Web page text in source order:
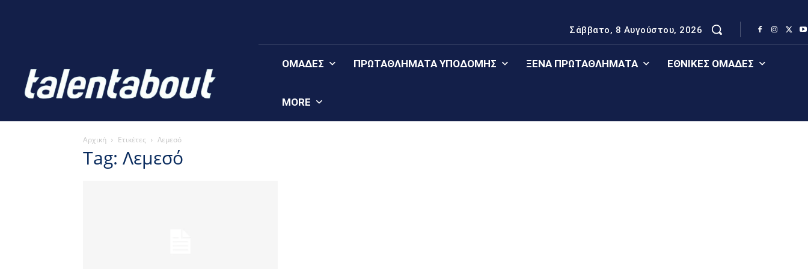
Σάββατο, 8 Αυγούστου, 2026
ΟΜΆΔΕΣ ΠΡΩΤΑΘΛΉΜΑΤΑ YΠΟΔΟΜΉΣ ΞΈΝΑ ΠΡΩΤΑΘΛΉΜΑΤΑ ΕΘΝΙΚΈΣ ΟΜΆΔΕΣ
MORE
Αρχική Ετικέτες Λεμεσό
Tag: Λεμεσό